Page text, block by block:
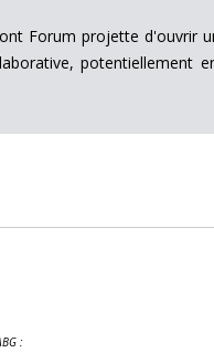
Forum projette d'ouvrir
potentiellement
: